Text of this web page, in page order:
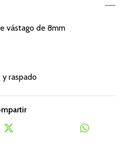
vástago de 8mm
raspado